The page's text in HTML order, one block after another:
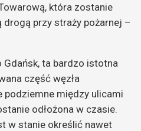
która zostanie
drogą przy straży pożarnej –
Gdańsk, ta bardzo istotna
część węzła
między ulicami
odłożona w czasie.
w stanie określić nawet